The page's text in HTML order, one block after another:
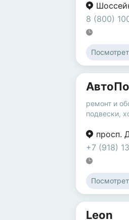
8 (800)
ремонт и
подвески,
просп.
+7 (918)
Leon